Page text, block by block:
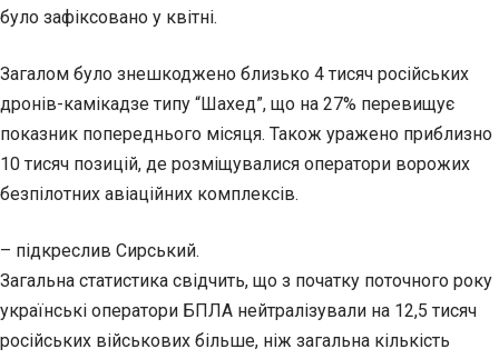
було зафіксовано у квітні.
Загалом було знешкоджено близько 4 тисяч російських
дронів-камікадзе типу “Шахед”, що на 27% перевищує
показник попереднього місяця. Також уражено приблизно
10 тисяч позицій, де розміщувалися оператори ворожих
безпілотних авіаційних комплексів.
– підкреслив Сирський.
Загальна статистика свідчить, що з початку поточного року
українські оператори БПЛА нейтралізували на 12,5 тисяч
російських військових більше, ніж загальна кількість